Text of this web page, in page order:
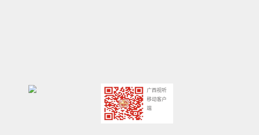
广西视听
移动客户
端